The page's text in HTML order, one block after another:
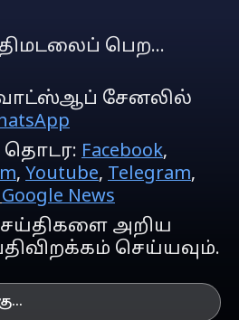
பெற...
சேனலில்
Facebook,
, Youtube, Telegram,
Google News
அறிய
செய்யவும்.